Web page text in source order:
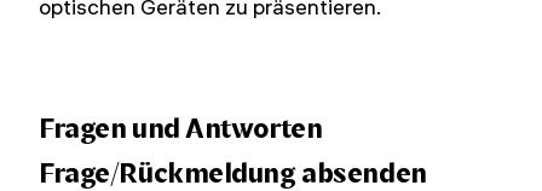
optischen Geräten zu präsentieren.
Fragen und Antworten
Frage/Rückmeldung absenden